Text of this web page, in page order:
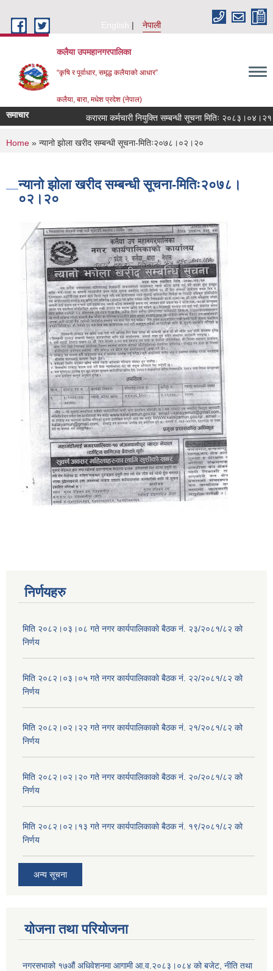
English
नेपाली
कलैया उपमहानगरपालिका
“कृषि र पूर्वाधार, समृद्ध कलैयाको आधार”
कलैया, बारा, मधेश प्रदेश (नेपाल)
समाचार करारमा कर्मचारी नियुक्ति सम्बन्धी सूचना मितिः २०८३।०४।२१
You are here
Home » न्यानो झोला खरीद सम्बन्धी सूचना-मितिः२०७८।०२।२०
न्यानो झोला खरीद सम्बन्धी सूचना-मितिः२०७८।
०२।२०
निर्णयहरु
मिति २०८२।०३।०८ गते नगर कार्यपालिकाको बैठक नं. २३/२०८१/८२ को
निर्णय
मिति २०८२।०३।०५ गते नगर कार्यपालिकाको बैठक नं. २२/२०८१/८२ को
निर्णय
मिति २०८२।०२।२२ गते नगर कार्यपालिकाको बैठक नं. २१/२०८१/८२ को
निर्णय
मिति २०८२।०२।२० गते नगर कार्यपालिकाको बैठक नं. २०/२०८१/८२ को
निर्णय
मिति २०८२।०२।१३ गते नगर कार्यपालिकाको बैठक नं. १९/२०८१/८२ को
निर्णय
अन्य सूचना
योजना तथा परियोजना
नगरसभाको १७औं अधिवेशनमा आगामी आ.व.२०८३।०८४ को बजेट, नीति तथा